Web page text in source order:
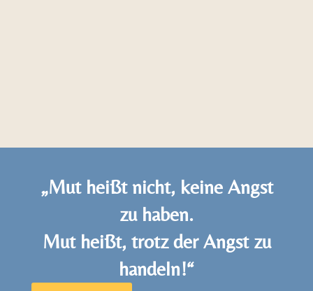
„Mut heißt nicht, keine Angst
zu haben.
Mut heißt, trotz der Angst zu
handeln!“